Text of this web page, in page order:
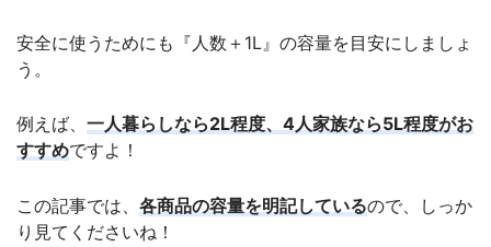
安全に使うためにも『人数＋1L』の容量を目安にしましょ
う。
例えば、 一人暮らしなら2L程度、4人家族なら5L程度がお
すすめですよ！
この記事では、 各商品の容量を明記しているので、しっか
り見てくださいね！